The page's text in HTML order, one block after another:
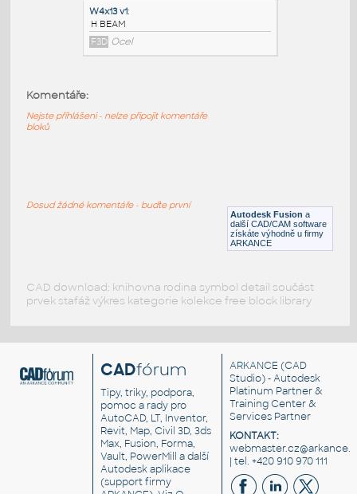
H BEAM
F3D Ocel
F3D Ocel
Autodesk Fusion a
další CAD/CAM software
získáte výhodně u firmy
ARKANCE
Komentáře:
Nejste přihlášeni - nelze připojit komentáře
bloků
Dosud žádné komentáře - buďte první
CAD download: knihovna rodina symbol detail součást
prvek stafáž výkres kategorie kolekce free block library
CADfórum
Tipy, triky, podpora,
pomoc a rady pro
AutoCAD, LT, Inventor,
Revit, Map, Civil 3D, 3ds
Max, Fusion, Forma,
Vault, PowerMill a další
Autodesk aplikace
(support firmy
ARKANCE (CAD
Studio) - Autodesk
Platinum Partner &
Training Center &
Services Partner
KONTAKT:
| tel. +420 910 970 111